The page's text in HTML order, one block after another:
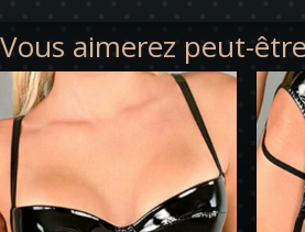
Vous aimerez peut-